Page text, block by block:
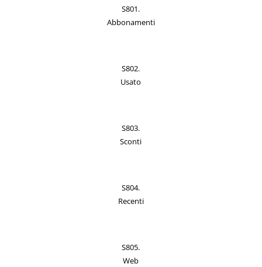
S801.
Abbonamenti
S802.
Usato
S803.
Sconti
S804.
Recenti
S805.
Web